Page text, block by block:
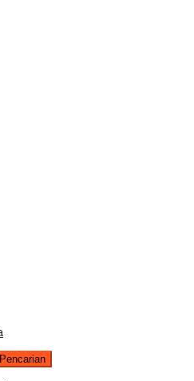
Pencarian